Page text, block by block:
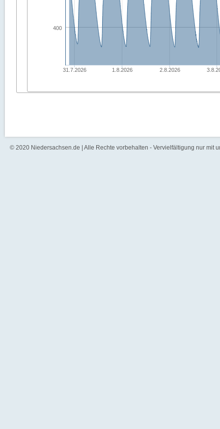
31.7.2026 1.8.2026 2.8.2026
400
© 2020 Niedersachsen.de | Alle Rechte vorbehalten - Vervielfältigung nur mit